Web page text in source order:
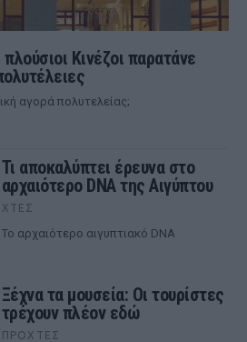
πλούσιοι Κινέζοι παρατάνε
αγορά πολυτελείας;
Τι αποκαλύπτει έρευνα στο
αρχαιότερο DNA της Αιγύπτου
ΧΤΕΣ
Το αρχαιότερο αιγυπτιακό DNA
Ξέχνα τα μουσεία: Οι τουρίστες
τρέχουν πλέον εδώ
ΠΡΟΧΤΈΣ